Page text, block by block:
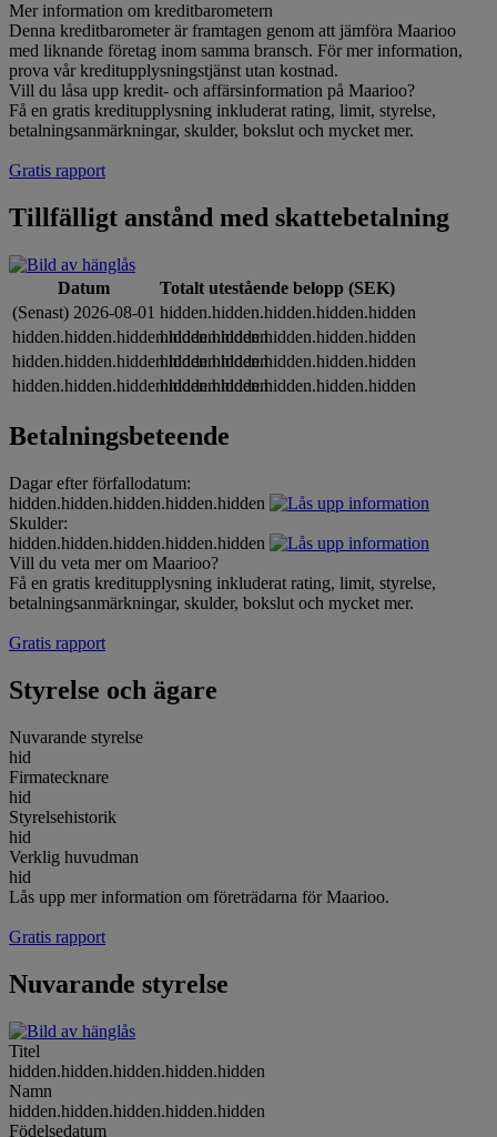
Mer information om kreditbarometern
Denna kreditbarometer är framtagen genom att jämföra Maarioo
med liknande företag inom samma bransch. För mer information,
prova vår kreditupplysningstjänst utan kostnad.
Vill du låsa upp kredit- och affärsinformation på Maarioo?
Få en gratis kreditupplysning inkluderat rating, limit, styrelse,
betalningsanmärkningar, skulder, bokslut och mycket mer.
Gratis rapport
Tillfälligt anstånd med skattebetalning
Datum
Totalt utestående belopp (SEK)
(Senast) 2026-08-01 hidden.hidden.hidden.hidden.hidden
hidden.hidden.hidden.hidden.hiddenhidden.hidden.hidden.hidden.hidden
hidden.hidden.hidden.hidden.hiddenhidden.hidden.hidden.hidden.hidden
hidden.hidden.hidden.hidden.hiddenhidden.hidden.hidden.hidden.hidden
Betalningsbeteende
Dagar efter förfallodatum:
hidden.hidden.hidden.hidden.hidden
Skulder:
hidden.hidden.hidden.hidden.hidden
Vill du veta mer om Maarioo?
Få en gratis kreditupplysning inkluderat rating, limit, styrelse,
betalningsanmärkningar, skulder, bokslut och mycket mer.
Gratis rapport
Styrelse och ägare
Nuvarande styrelse
hid
Firmatecknare
hid
Styrelsehistorik
hid
Verklig huvudman
hid
Lås upp mer information om företrädarna för Maarioo.
Gratis rapport
Nuvarande styrelse
Titel
hidden.hidden.hidden.hidden.hidden
Namn
hidden.hidden.hidden.hidden.hidden
Födelsedatum